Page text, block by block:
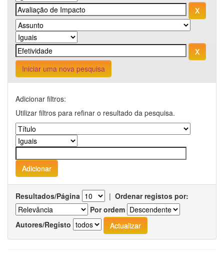
Iniciar uma nova pesquisa
Adicionar filtros:
Utilizar filtros para refinar o resultado da pesquisa.
Resultados/Página | Ordenar registos por:
Por ordem
Autores/Registo